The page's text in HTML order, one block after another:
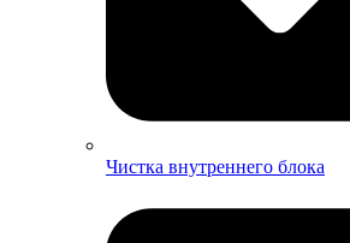
Чистка внутреннего блока